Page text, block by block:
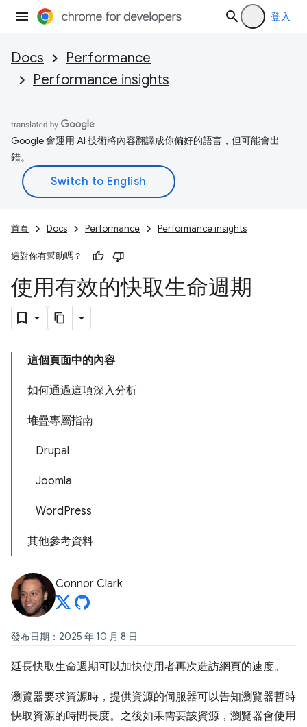
登入
Docs
Performance
Performance insights
Google 會運用 AI 技術將內容翻譯成你偏好的語言，但可能會出
錯。
首頁 Docs Performance Performance insights
這對你有幫助嗎？
使用有效的快取生命週期
這個頁面中的內容
如何通過這項深入分析
堆疊專屬指南
Drupal
Joomla
WordPress
其他參考資料
Connor Clark
發布日期：2025 年 10 月 8 日
延長快取生命週期可以加快使用者再次造訪網頁的速度。
瀏覽器要求資源時，提供資源的伺服器可以告知瀏覽器暫時
快取資源的時間長度。之後如果需要該資源，瀏覽器會使用